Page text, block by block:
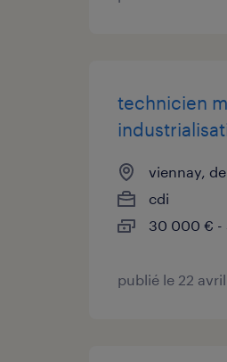
technicien
viennay,
cdi
30 000 € -
publié le 22